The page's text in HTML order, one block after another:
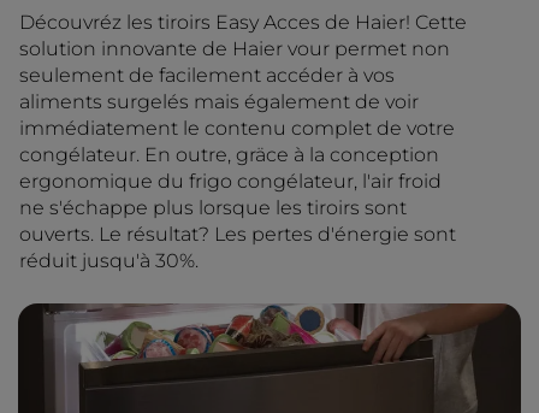
Découvréz les tiroirs Easy Acces de Haier! Cette
solution innovante de Haier vour permet non
seulement de facilement accéder à vos
aliments surgelés mais également de voir
immédiatement le contenu complet de votre
congélateur. En outre, gräce à la conception
ergonomique du frigo congélateur, l'air froid
ne s'échappe plus lorsque les tiroirs sont
ouverts. Le résultat? Les pertes d'énergie sont
réduit jusqu'à 30%.